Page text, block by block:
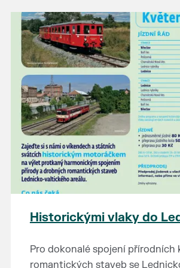
Prodejce prosíme tradičně o
minut před začátkem, aby si vše
prodejních místech stihli
plánujete přijít a chcete
místo, potvrďte prosím účast
petr.vlasak@breclav.eu nebo
ať víme, s kolika lidmi máme
prodejních míst je omezen.
Těšíme se jako vždy!
Historickými vlaky do
Pro dokonalé spojení přírodních
romantických staveb se